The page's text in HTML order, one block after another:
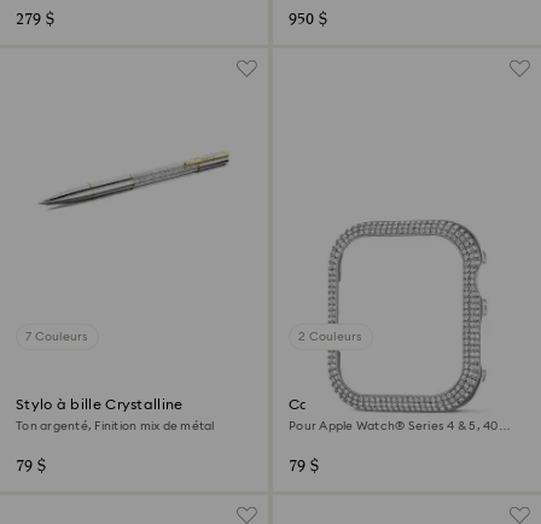
279 $ 950 $
7 Couleurs
Stylo à bille Crystalline
Ton argenté, Finition mix de métal
79 $
2 Couleurs
Coque Sparkling
Pour Apple Watch® Series 4 & 5, 40
79 $